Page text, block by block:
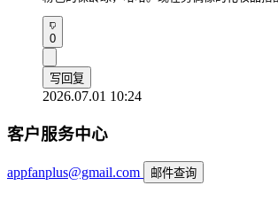
0
写回复
2026.07.01 10:24
客户服务中心
appfanplus@gmail.com 邮件查询